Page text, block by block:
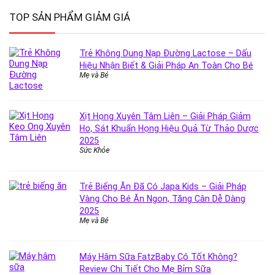
TOP SẢN PHẨM GIẢM GIÁ
Trẻ Không Dung Nạp Đường Lactose – Dấu
Hiệu Nhận Biết & Giải Pháp An Toàn Cho Bé
Mẹ và Bé
Xịt Họng Xuyên Tâm Liên – Giải Pháp Giảm
Ho, Sát Khuẩn Họng Hiệu Quả Từ Thảo Dược
2025
Sức Khỏe
Trẻ Biếng Ăn Đã Có Japa Kids – Giải Pháp
Vàng Cho Bé Ăn Ngon, Tăng Cân Dễ Dàng
2025
Mẹ và Bé
Máy Hâm Sữa FatzBaby Có Tốt Không?
Review Chi Tiết Cho Mẹ Bỉm Sữa